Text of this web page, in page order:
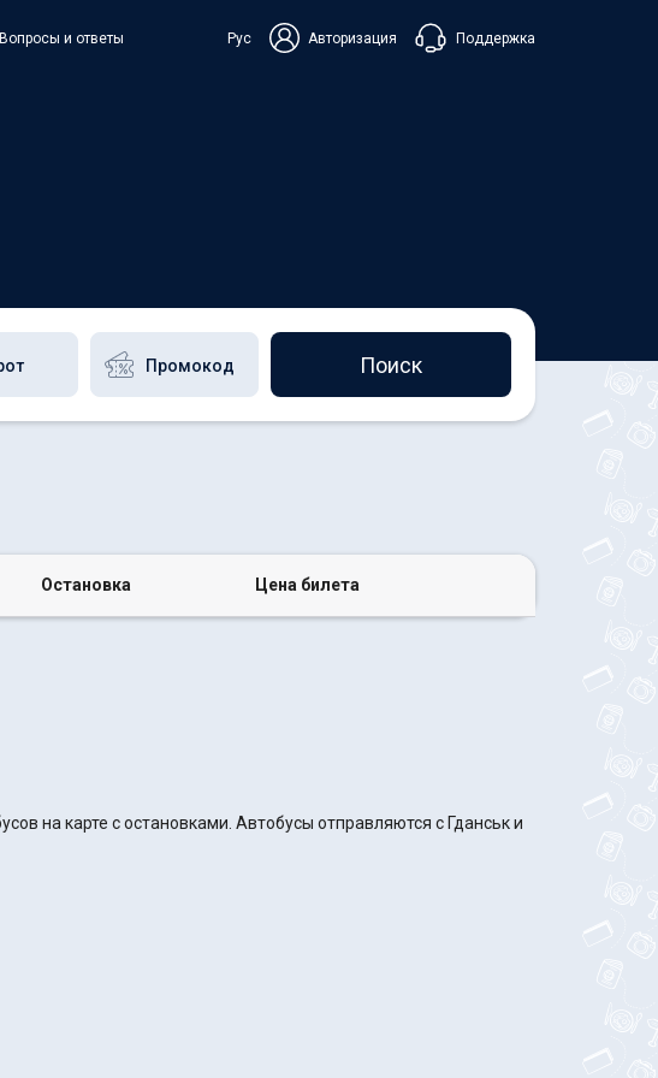
Вопросы и ответы Рус Авторизация Поддержка
Чат в Messenger
Поиск
Остановка Цена билета
на карте с остановками. Автобусы отправляются с Гданськ и